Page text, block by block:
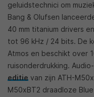
geluidstechnici om
Bang & Olufsen
40 mm titanium drivers
tot 96 kHz / 24 bits. De
Atmos en beschikt over
ruisonderdrukking.
editie van zijn ATH-
M50xBT2 draadloze